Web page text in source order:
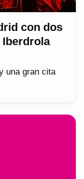
con dos
una gran cita